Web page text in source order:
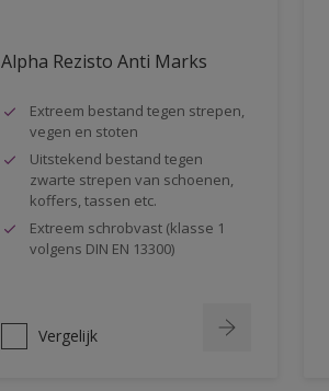
Alpha Rezisto Anti Marks
Extreem bestand tegen strepen,
vegen en stoten
Uitstekend bestand tegen
zwarte strepen van schoenen,
koffers, tassen etc.
Extreem schrobvast (klasse 1
volgens DIN EN 13300)
Vergelijk